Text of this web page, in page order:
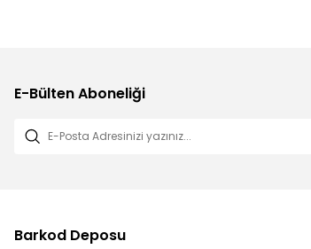
E-Bülten Aboneliği
Barkod Deposu